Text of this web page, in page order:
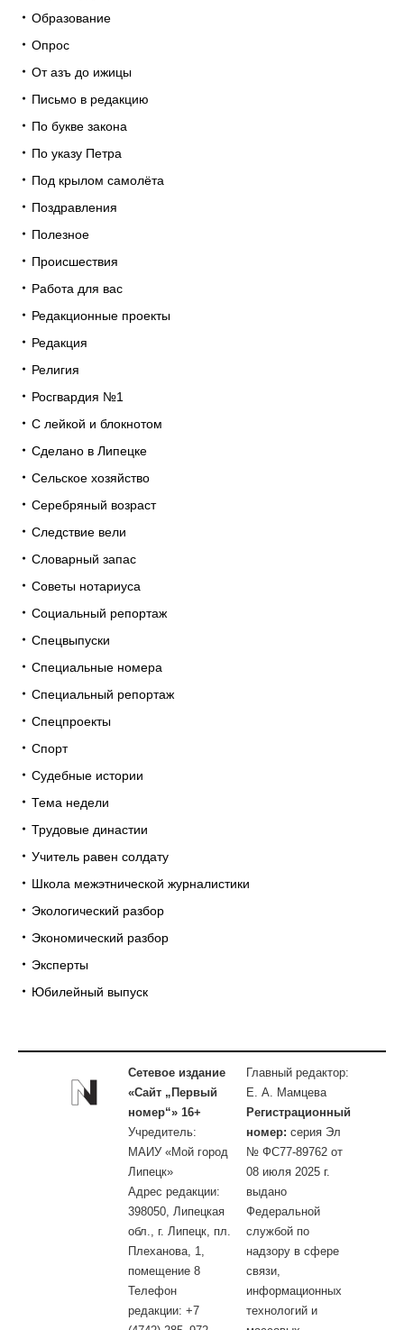
Образование
Опрос
От азъ до ижицы
Письмо в редакцию
По букве закона
По указу Петра
Под крылом самолёта
Поздравления
Полезное
Происшествия
Работа для вас
Редакционные проекты
Редакция
Религия
Росгвардия №1
С лейкой и блокнотом
Сделано в Липецке
Сельское хозяйство
Серебряный возраст
Следствие вели
Словарный запас
Советы нотариуса
Социальный репортаж
Спецвыпуски
Специальные номера
Специальный репортаж
Спецпроекты
Спорт
Судебные истории
Тема недели
Трудовые династии
Учитель равен солдату
Школа межэтнической журналистики
Экологический разбор
Экономический разбор
Эксперты
Юбилейный выпуск
Сетевое издание
«Сайт „Первый
номер“» 16+
Учредитель:
МАИУ «Мой город
Липецк»
Адрес редакции:
398050, Липецкая
обл., г. Липецк, пл.
Плеханова, 1,
помещение 8
Телефон
редакции: +7
Главный редактор:
Е. А. Мамцева
Регистрационный
номер: серия Эл
№ ФС77-89762 от
08 июля 2025 г.
выдано
Федеральной
службой по
надзору в сфере
связи,
информационных
технологий и